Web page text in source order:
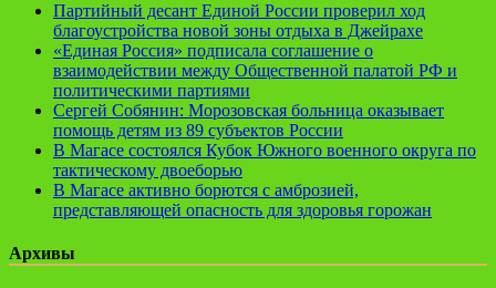
Партийный десант Единой России проверил ход
благоустройства новой зоны отдыха в Джейрахе
«Единая Россия» подписала соглашение о
взаимодействии между Общественной палатой РФ и
политическими партиями
Сергей Собянин: Морозовская больница оказывает
помощь детям из 89 субъектов России
В Магасе состоялся Кубок Южного военного округа по
тактическому двоеборью
В Магасе активно борются с амброзией,
представляющей опасность для здоровья горожан
Архивы